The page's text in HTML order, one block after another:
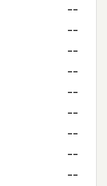
--
--
--
--
--
--
--
--
--